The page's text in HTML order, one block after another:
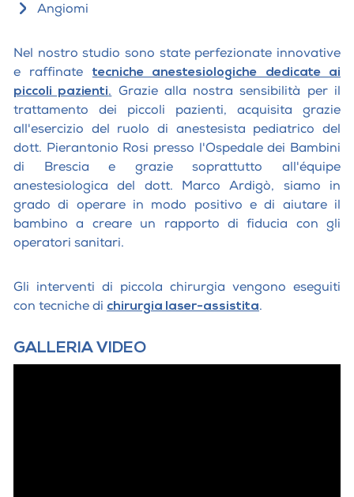
Angiomi
Nel nostro studio sono state perfezionate innovative
e raffinate tecniche anestesiologiche dedicate ai
piccoli pazienti. Grazie alla nostra sensibilità per il
trattamento dei piccoli pazienti, acquisita grazie
all'esercizio del ruolo di anestesista pediatrico del
dott. Pierantonio Rosi presso l'Ospedale dei Bambini
di Brescia e grazie soprattutto all'équipe
anestesiologica del dott. Marco Ardigò, siamo in
grado di operare in modo positivo e di aiutare il
bambino a creare un rapporto di fiducia con gli
operatori sanitari.
Gli interventi di piccola chirurgia vengono eseguiti
con tecniche di chirurgia laser-assistita.
GALLERIA VIDEO